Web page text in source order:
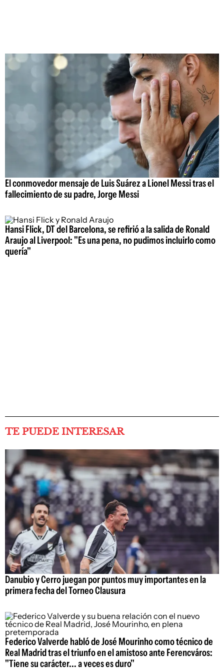
El conmovedor mensaje de Luis Suárez a Lionel Messi tras el
fallecimiento de su padre, Jorge Messi
Hansi Flick, DT del Barcelona, se refirió a la salida de Ronald
Araujo al Liverpool: "Es una pena, no pudimos incluirlo como
quería"
TE PUEDE INTERESAR
Danubio y Cerro juegan por puntos muy importantes en la
primera fecha del Torneo Clausura
Federico Valverde habló de José Mourinho como técnico de
Real Madrid tras el triunfo en el amistoso ante Ferencváros:
"Tiene su carácter... a veces es duro"